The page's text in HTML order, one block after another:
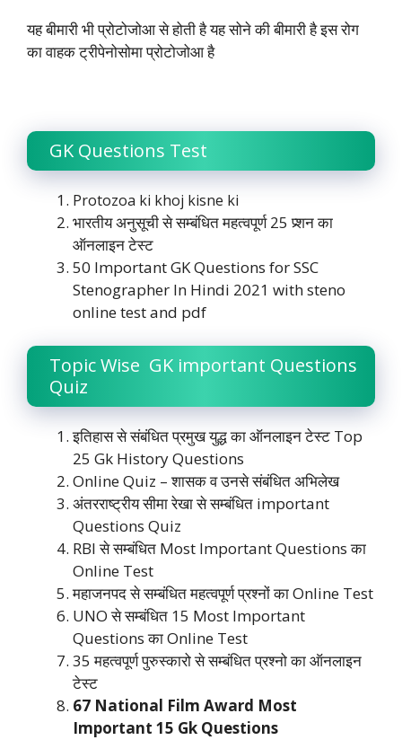
यह बीमारी भी प्रोटोजोआ से होती है यह सोने की बीमारी है इस रोग
का वाहक ट्रीपेनोसोमा प्रोटोजोआ है
GK Questions Test
Protozoa ki khoj kisne ki
भारतीय अनुसूची से सम्बंधित महत्वपूर्ण 25 प्र्शन का
ऑनलाइन टेस्ट
50 Important GK Questions for SSC
Stenographer In Hindi 2021 with steno
online test and pdf
Topic Wise GK important Questions
Quiz
इतिहास से संबंधित प्रमुख युद्ध का ऑनलाइन टेस्ट Top
25 Gk History Questions
Online Quiz – शासक व उनसे संबंधित अभिलेख
अंतरराष्ट्रीय सीमा रेखा से सम्बंधित important
Questions Quiz
RBI से सम्बंधित Most Important Questions का
Online Test
महाजनपद से सम्बंधित महत्वपूर्ण प्रश्नों का Online Test
UNO से सम्बंधित 15 Most Important
Questions का Online Test
35 महत्वपूर्ण पुरुस्कारो से सम्बंधित प्रश्नो का ऑनलाइन
टेस्ट
67 National Film Award Most
Important 15 Gk Questions